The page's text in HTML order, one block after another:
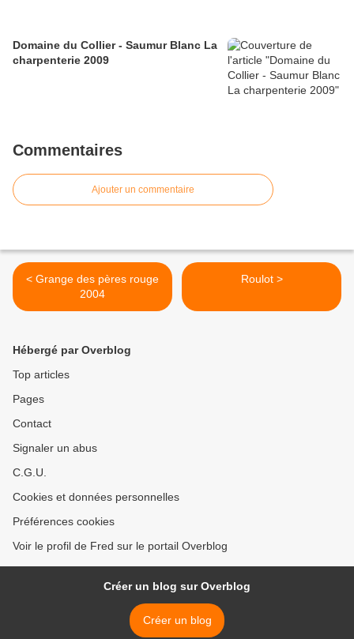
Domaine du Collier - Saumur Blanc La
charpenterie 2009
Commentaires
Ajouter un commentaire
< Grange des pères rouge
2004
Roulot >
Hébergé par Overblog
Top articles
Pages
Contact
Signaler un abus
C.G.U.
Cookies et données personnelles
Préférences cookies
Voir le profil de Fred sur le portail Overblog
Créer un blog sur Overblog
Créer un blog